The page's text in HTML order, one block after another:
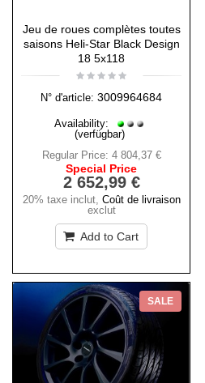
Jeu de roues complètes toutes
saisons Heli-Star Black Design
18 5x118
N° d'article: 3009964684
Availability:
(verfügbar)
Regular Price: 4 804,37 €
Special Price
2 652,99 €
20% taxe inclut, Coût de livraison
exclut
Add to Cart
SALE